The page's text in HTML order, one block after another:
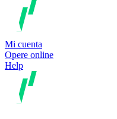
Mi cuenta
Opere online
Help